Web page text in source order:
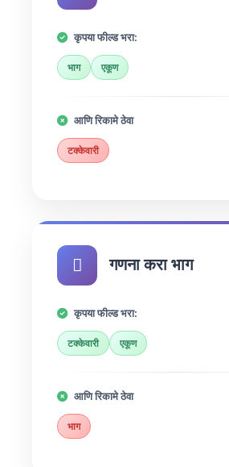
कृपया फील्ड भरा:
भाग एकूण
आणि रिकामे ठेवा
टक्केवारी
गणना करा भाग
कृपया फील्ड भरा:
टक्केवारी एकूण
आणि रिकामे ठेवा
भाग